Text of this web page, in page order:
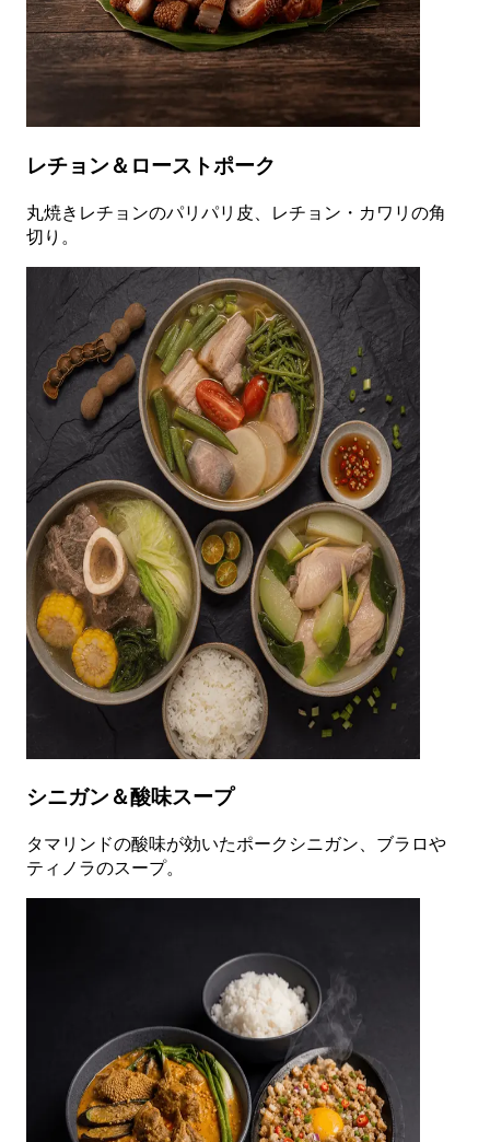
レチョン＆ローストポーク
丸焼きレチョンのパリパリ皮、レチョン・カワリの角
切り。
シニガン＆酸味スープ
タマリンドの酸味が効いたポークシニガン、ブラロや
ティノラのスープ。